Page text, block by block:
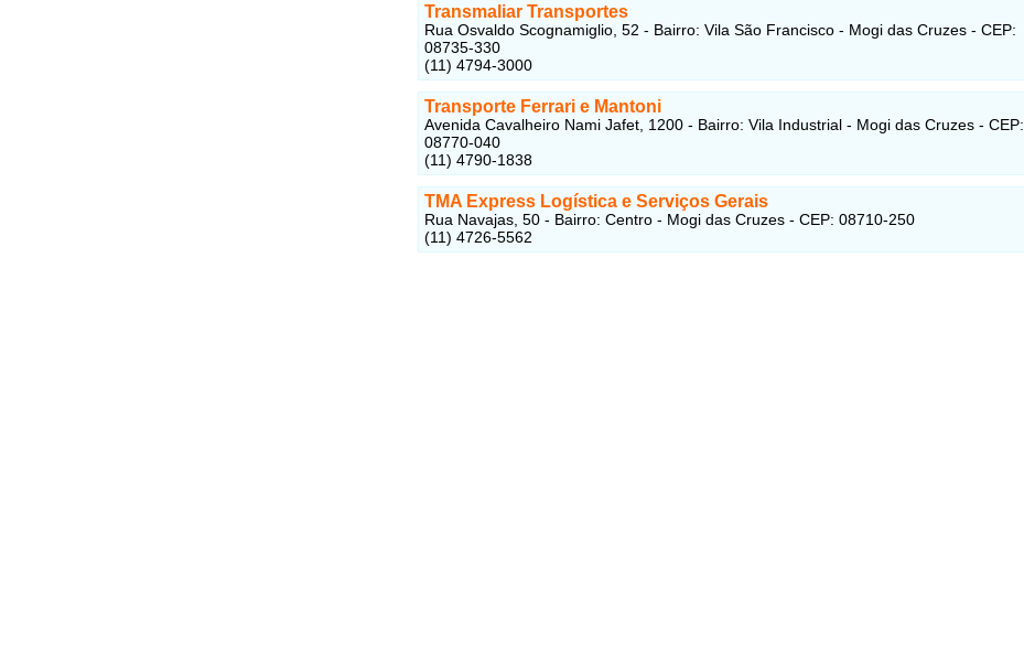
Transmaliar Transportes
Rua Osvaldo Scognamiglio, 52 - Bairro: Vila São Francisco - Mogi das Cruzes - CEP:
08735-330
(11) 4794-3000
Transporte Ferrari e Mantoni
Avenida Cavalheiro Nami Jafet, 1200 - Bairro: Vila Industrial - Mogi das Cruzes - CEP:
08770-040
(11) 4790-1838
TMA Express Logística e Serviços Gerais
Rua Navajas, 50 - Bairro: Centro - Mogi das Cruzes - CEP: 08710-250
(11) 4726-5562